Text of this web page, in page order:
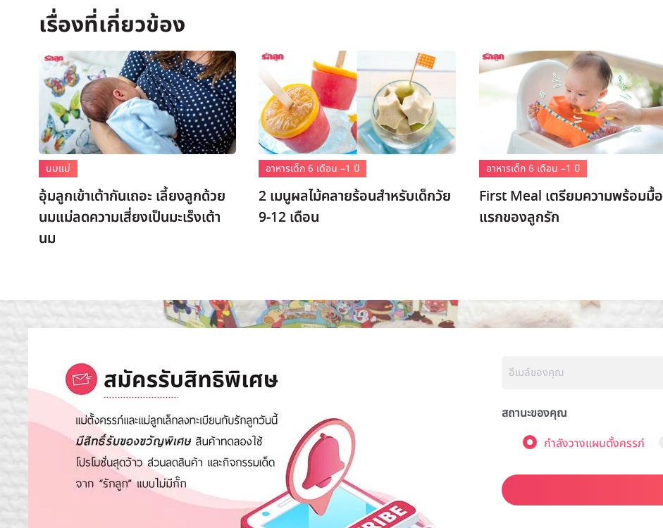
นมแม่
อุ้มลูกเข้าเต้ากันเถอะ เลี้ยงลูกด้วย
นมแม่ลดความเสี่ยงเป็นมะเร็งเต้า
นม
อาหารเด็ก 6 เดือน –1 ปี
2 เมนูผลไม้คลายร้อนสำหรับเด็กวัย
9-12 เดือน
อาหารเด็ก 6 เดือน –1 ปี
First Meal เตรียมความพร้อมมื้อ
แรกของลูกรัก
สถานะของคุณ
กำลังวางแผนตั้งครรภ์